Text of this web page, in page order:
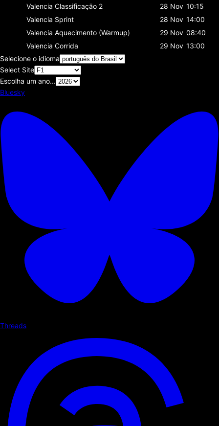
Valencia Classificaçāo 2 28 Nov 10:15
Valencia Sprint 28 Nov 14:00
Valencia Aquecimento (Warmup) 29 Nov 08:40
Valencia Corrida 29 Nov 13:00
Selecione o idioma
Select Site
Escolha um ano...
Bluesky
Threads